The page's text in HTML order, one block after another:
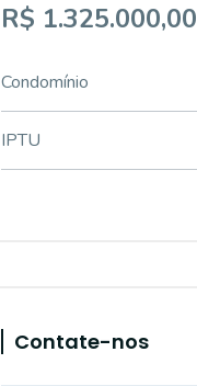
R$ 1.325.000,00
Condomínio
IPTU
Contate-nos